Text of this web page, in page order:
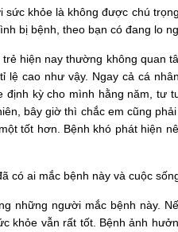
khỏe là không được chú
bị bệnh, theo bạn có đang lo
hiện nay thường không quan
lệ cao như vậy. Ngay cả cá
định kỳ cho mình hằng năm, tư
bây giờ thì chắc em cũng
tốt hơn. Bệnh khó phát hiện
có ai mắc bệnh này và cuộc
những người mắc bệnh này.
khỏe vẫn rất tốt. Bệnh ảnh